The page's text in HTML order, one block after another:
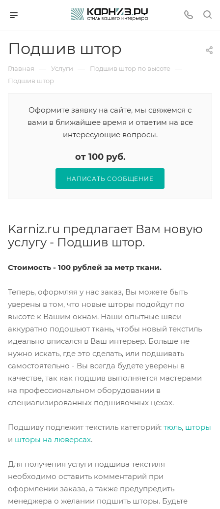
Подшив штор
Главная — Услуги — Подшив штор по высоте —
Подшив штор
Оформите заявку на сайте, мы свяжемся с
вами в ближайшее время и ответим на все
интересующие вопросы.
от 100 руб.
НАПИСАТЬ СООБЩЕНИЕ
Karniz.ru предлагает Вам новую
услугу - Подшив штор.
Стоимость - 100 рублей за метр ткани.
Теперь, оформляя у нас заказ, Вы можете быть
уверены в том, что новые шторы подойдут по
высоте к Вашим окнам. Наши опытные швеи
аккуратно подошьют ткань, чтобы новый текстиль
идеально вписался в Ваш интерьер. Больше не
нужно искать, где это сделать, или подшивать
самостоятельно - Вы всегда будете уверены в
качестве, так как подшив выполняется мастерами
на профессиональном оборудовании в
специализированных подшивочных цехах.
Подшиву подлежит текстиль категорий: тюль, шторы
и шторы на люверсах.
Для получения услуги подшива текстиля
необходимо оставить комментарий при
оформлении заказа, а также предупредить
менеджера о желании подшить шторы. Будьте